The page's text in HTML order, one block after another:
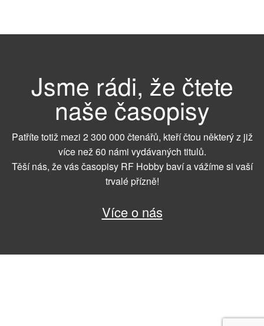
Jsme rádi, že čtete
naše časopisy
Patříte totiž mezi 2 300 000 čtenářů, kteří čtou některý z již
více než 60 námi vydávaných titulů.
Těší nás, že vás časopisy RF Hobby baví a vážíme si vaší
trvalé přízně!
Více o nás